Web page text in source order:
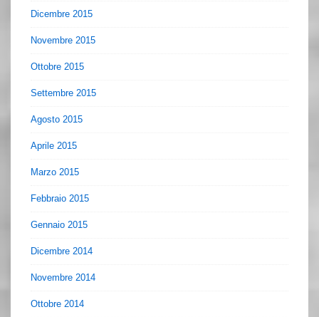
Dicembre 2015
Novembre 2015
Ottobre 2015
Settembre 2015
Agosto 2015
Aprile 2015
Marzo 2015
Febbraio 2015
Gennaio 2015
Dicembre 2014
Novembre 2014
Ottobre 2014